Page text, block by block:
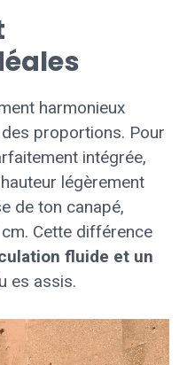
harmonieux
proportions. Pour
intégrée,
légèrement
de ton canapé,
Cette différence
fluide et un
es assis.